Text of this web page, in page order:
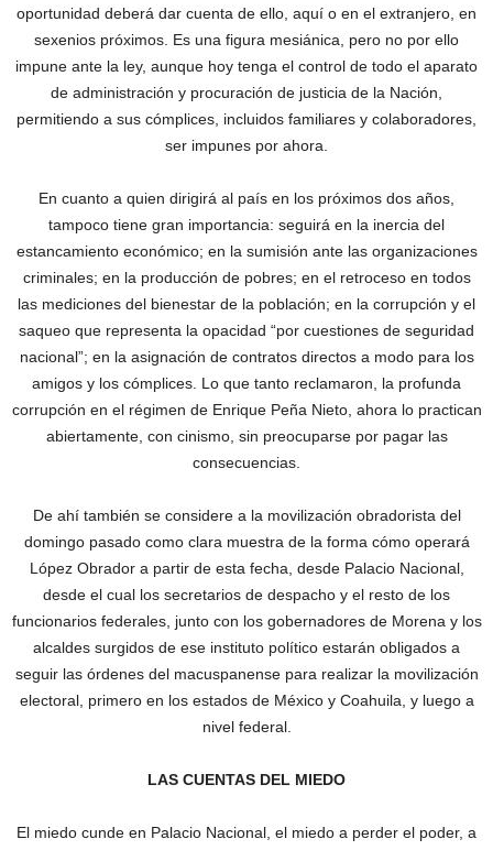
oportunidad deberá dar cuenta de ello, aquí o en el extranjero, en
sexenios próximos. Es una figura mesiánica, pero no por ello
impune ante la ley, aunque hoy tenga el control de todo el aparato
de administración y procuración de justicia de la Nación,
permitiendo a sus cómplices, incluidos familiares y colaboradores,
ser impunes por ahora.
En cuanto a quien dirigirá al país en los próximos dos años,
tampoco tiene gran importancia: seguirá en la inercia del
estancamiento económico; en la sumisión ante las organizaciones
criminales; en la producción de pobres; en el retroceso en todos
las mediciones del bienestar de la población; en la corrupción y el
saqueo que representa la opacidad “por cuestiones de seguridad
nacional”; en la asignación de contratos directos a modo para los
amigos y los cómplices. Lo que tanto reclamaron, la profunda
corrupción en el régimen de Enrique Peña Nieto, ahora lo practican
abiertamente, con cinismo, sin preocuparse por pagar las
consecuencias.
De ahí también se considere a la movilización obradorista del
domingo pasado como clara muestra de la forma cómo operará
López Obrador a partir de esta fecha, desde Palacio Nacional,
desde el cual los secretarios de despacho y el resto de los
funcionarios federales, junto con los gobernadores de Morena y los
alcaldes surgidos de ese instituto político estarán obligados a
seguir las órdenes del macuspanense para realizar la movilización
electoral, primero en los estados de México y Coahuila, y luego a
nivel federal.
LAS CUENTAS DEL MIEDO
El miedo cunde en Palacio Nacional, el miedo a perder el poder, a